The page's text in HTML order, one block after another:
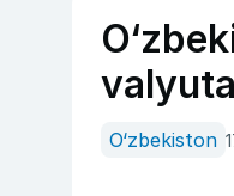
O‘zbekiston